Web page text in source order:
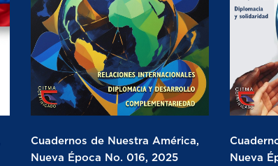
Cuadernos de Nuestra América,
Nueva Época No. 016, 2025
Nueva